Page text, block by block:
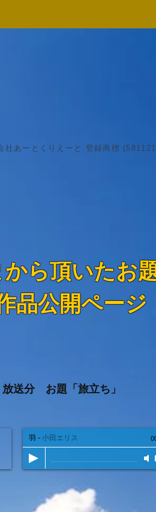
社あーとくりえーと 登録商標
送分 お題「旅立ち」
ら頂いたお
品公開ページ
羽 - 小田エリス